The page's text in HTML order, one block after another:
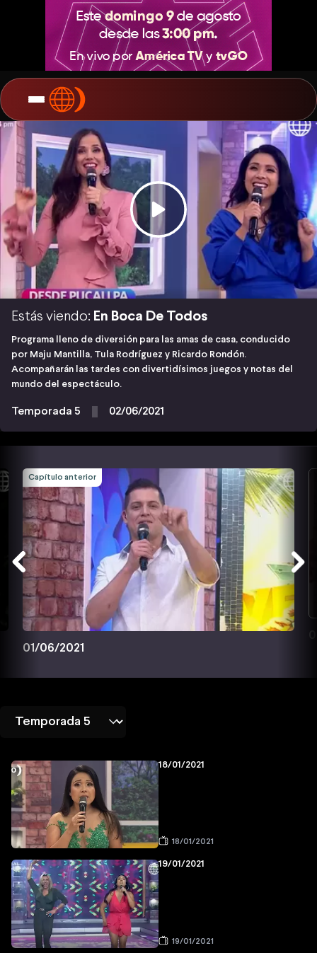
Estás viendo: En Boca De Todos
Programa lleno de diversión para las amas de casa, conducido
por Maju Mantilla, Tula Rodríguez y Ricardo Rondón.
Acompañarán las tardes con divertidísimos juegos y notas del
mundo del espectáculo.
Temporada 5 02/06/2021
Capítulo anterior
01/06/2021
18/01/2021
18/01/2021
19/01/2021
19/01/2021